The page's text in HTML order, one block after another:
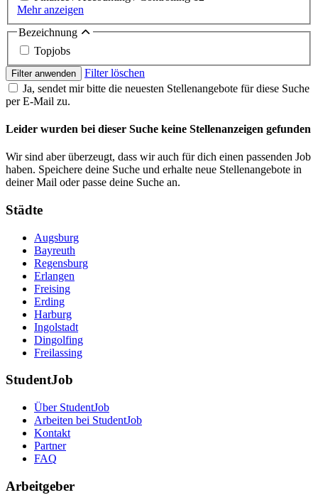
Mehr anzeigen
Bezeichnung
Topjobs
Filter anwenden
Filter löschen
Ja, sendet mir bitte die neuesten Stellenangebote für diese Suche
per E-Mail zu.
Leider wurden bei dieser Suche keine Stellenanzeigen gefunden
Wir sind aber überzeugt, dass wir auch für dich einen passenden Job
haben. Speichere deine Suche und erhalte neue Stellenangebote in
deiner Mail oder passe deine Suche an.
Städte
Augsburg
Bayreuth
Regensburg
Erlangen
Freising
Erding
Harburg
Ingolstadt
Dingolfing
Freilassing
StudentJob
Über StudentJob
Arbeiten bei StudentJob
Kontakt
Partner
FAQ
Arbeitgeber